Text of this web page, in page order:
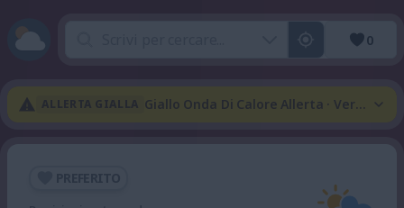
0
Giallo Onda Di Calore Allerta · Verde